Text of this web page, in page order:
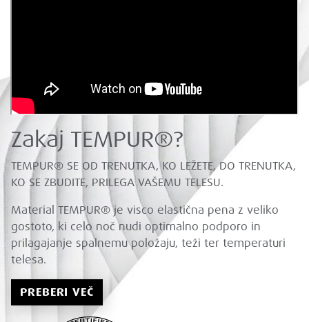
Zakaj TEMPUR®?
TEMPUR® SE OD TRENUTKA, KO LEŽETE, DO TRENUTKA,
KO SE ZBUDITE, PRILEGA VAŠEMU TELESU.
Material TEMPUR® je visco elastična pena z veliko
gostoto, ki celo noč nudi optimalno podporo in
prilagajanje spalnemu položaju, teži ter temperaturi
telesa.
PREBERI VEČ